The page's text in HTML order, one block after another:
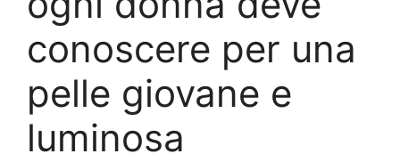
conoscere per una
pelle giovane e
luminosa